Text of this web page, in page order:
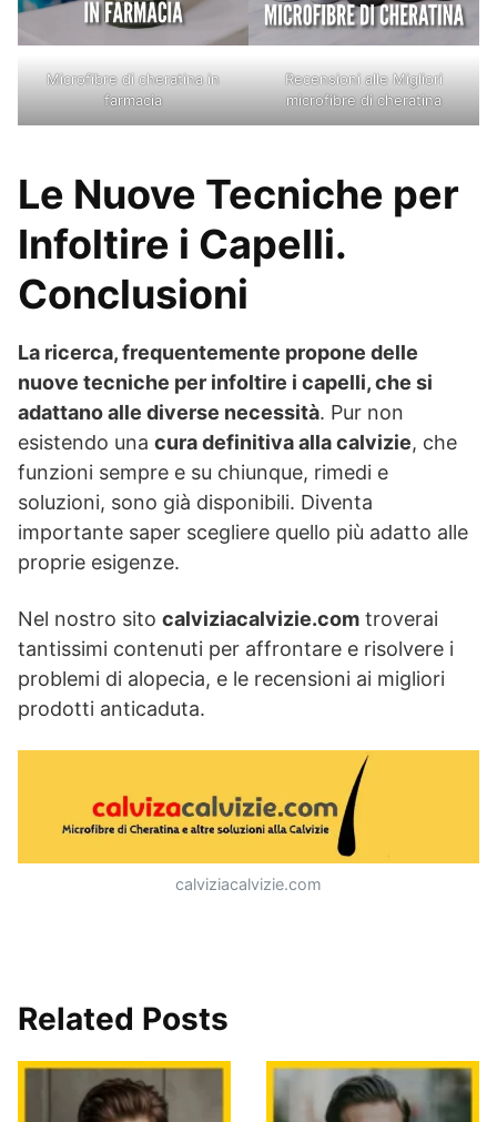
Microfibre di cheratina in
farmacia
Recensioni alle Migliori
microfibre di cheratina
Le Nuove Tecniche per
Infoltire i Capelli.
Conclusioni
La ricerca, frequentemente propone delle
nuove tecniche per infoltire i capelli, che si
adattano alle diverse necessità. Pur non
esistendo una cura definitiva alla calvizie, che
funzioni sempre e su chiunque, rimedi e
soluzioni, sono già disponibili. Diventa
importante saper scegliere quello più adatto alle
proprie esigenze.
Nel nostro sito calviziacalvizie.com troverai
tantissimi contenuti per affrontare e risolvere i
problemi di alopecia, e le recensioni ai migliori
prodotti anticaduta.
calviziacalvizie.com
Related Posts